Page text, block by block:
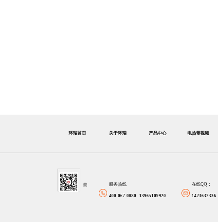
环瑞首页 关于环瑞 产品中心 电热带视频
服务热线
400-067-0080 13965109920
在线QQ：
1423632336